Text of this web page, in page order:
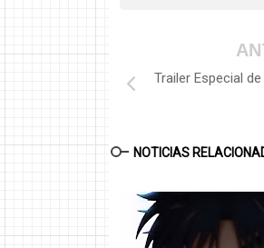
Trailer Especial
NOTICIAS